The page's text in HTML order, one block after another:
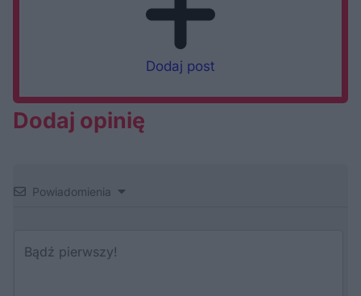
Dodaj post
Dodaj opinię
Powiadomienia